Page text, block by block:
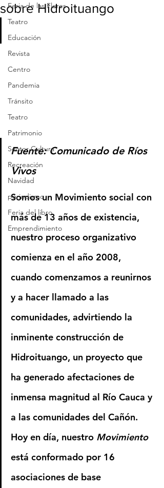
Feria de las Flores
Teatro
Educación
Revista
Centro
Pandemia
Tránsito
Teatro
Patrimonio
Sector Cultura
Recreación
Navidad
periodismo
Feria del libro
Emprendimiento
sobre Hidroituango
Fuente: Comunicado de Ríos
Vivos
Somos un Movimiento social con
más de 13 años de existencia,
nuestro proceso organizativo
comienza en el año 2008,
cuando comenzamos a reunirnos
y a hacer llamado a las
comunidades, advirtiendo la
inminente construcción de
Hidroituango, un proyecto que
ha generado afectaciones de
inmensa magnitud al Río Cauca y
a las comunidades del Cañón.
Hoy en día, nuestro Movimiento
está conformado por 16
asociaciones de base